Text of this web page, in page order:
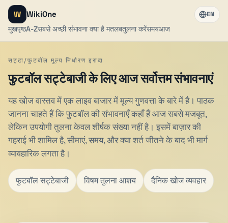
W WikiOne
मुखपृष्ठA-Zसबसे अच्छी संभावना क्या है मतलबतुलना करेंसमयआज
EN
सट्टा/फुटबॉल मूल्य निर्धारण इरादा
फुटबॉल सट्टेबाजी के लिए आज सर्वोत्तम संभावनाएं
यह खोज वास्तव में एक लाइव बाजार में मूल्य गुणवत्ता के बारे में है। पाठक
जानना चाहते हैं कि फुटबॉल की संभावनाएँ कहाँ हैं आज सबसे मजबूत,
लेकिन उपयोगी तुलना केवल शीर्षक संख्या नहीं है। इसमें बाज़ार की
गहराई भी शामिल है, सीमाएं, समय, और क्या शर्त जीतने के बाद भी मार्ग
व्यावहारिक लगता है।
फुटबॉल सट्टेबाजी विषम तुलना आशय दैनिक खोज व्यवहार